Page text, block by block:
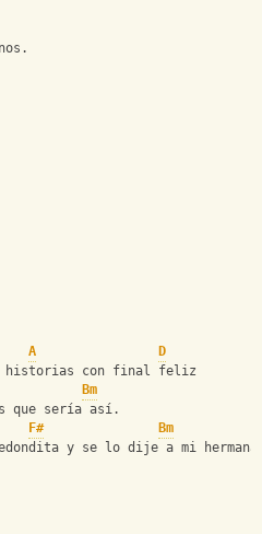
A
D
historias con final feliz
Bm
que sería así.
F#
Bm
y se lo dije a mi hermana